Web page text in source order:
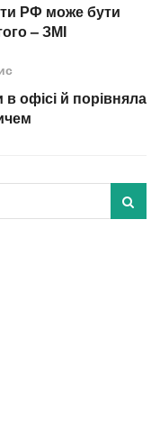
РФ може бути
– ЗМІ
офісі й порівняла